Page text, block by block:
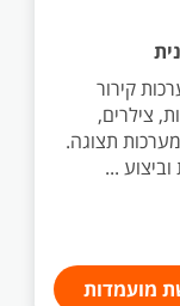
קירור
צילרים,
תצוגה.
...
מועמדות